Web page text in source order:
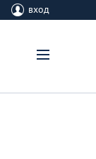
вход